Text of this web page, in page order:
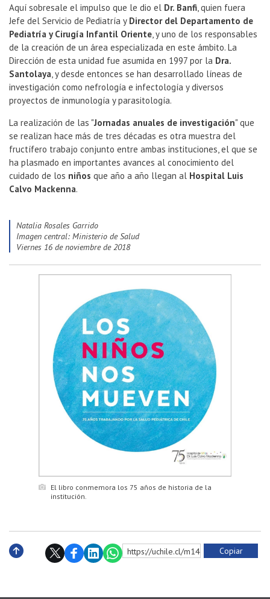
El libro conmemora los 75 años de historia de la
institución.
Aquí sobresale el impulso que le dio el Dr. Banfi, quien fuera
Jefe del Servicio de Pediatría y Director del Departamento de
Pediatría y Cirugía Infantil Oriente, y uno de los responsables
de la creación de un área especializada en este ámbito. La
Dirección de esta unidad fue asumida en 1997 por la Dra.
Santolaya, y desde entonces se han desarrollado líneas de
investigación como nefrología e infectología y diversos
proyectos de inmunología y parasitología.
La realización de las "Jornadas anuales de investigación" que
se realizan hace más de tres décadas es otra muestra del
fructífero trabajo conjunto entre ambas instituciones, el que se
ha plasmado en importantes avances al conocimiento del
cuidado de los niños que año a año llegan al Hospital Luis
Calvo Mackenna.
Natalia Rosales Garrido
Imagen central: Ministerio de Salud
viernes 16 de noviembre de 2018
https://uchile.cl/m149170 Copiar